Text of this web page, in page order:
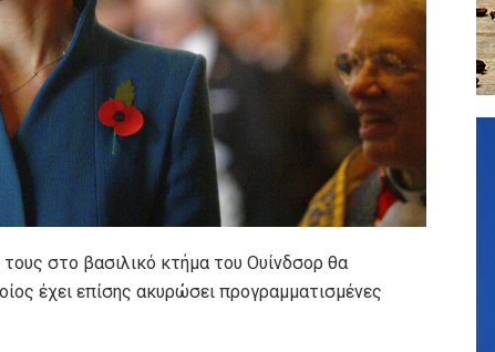
στο βασιλικό κτήμα του Ουίνδσορ θα
έχει επίσης ακυρώσει προγραμματισμένες